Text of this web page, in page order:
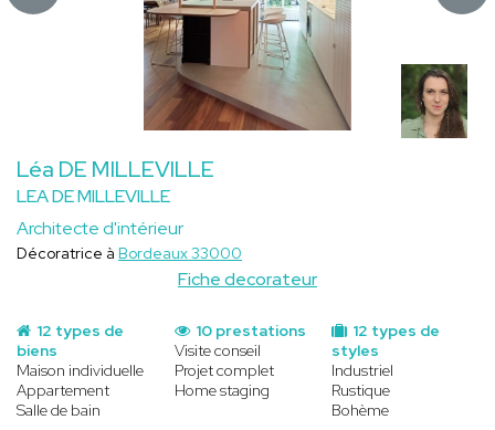
Léa DE MILLEVILLE
LEA DE MILLEVILLE
Architecte d'intérieur
Fiche decorateur
Décoratrice à Bordeaux 33000
12 types de
biens
Maison individuelle
Appartement
Salle de bain
12 types de
styles
Industriel
Rustique
Bohème
10 prestations
Visite conseil
Projet complet
Home staging